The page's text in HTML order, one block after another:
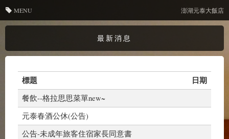
最新消息
標題 日期
餐飲--格拉思思菜單new~
元泰春酒公休(公告)
公告-未成年旅客住宿家長同意書
MENU 澎湖元泰大飯店